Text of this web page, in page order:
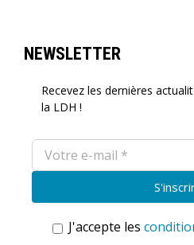
NEWSLETTER
Recevez les dernières
la LDH !
J'accepte les